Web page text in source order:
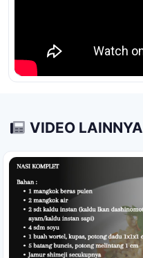
VIDEO LAINNYA